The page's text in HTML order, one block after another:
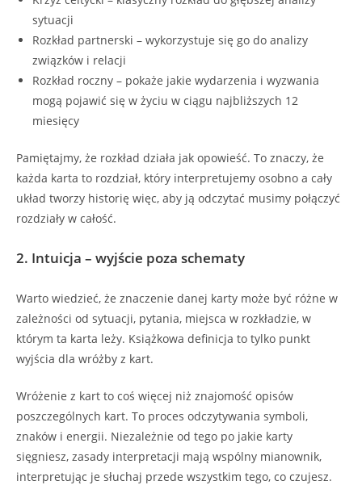
sytuacji
Rozkład partnerski – wykorzystuje się go do analizy
związków i relacji
Rozkład roczny – pokaże jakie wydarzenia i wyzwania
mogą pojawić się w życiu w ciągu najbliższych 12
miesięcy
Pamiętajmy, że rozkład działa jak opowieść. To znaczy, że
każda karta to rozdział, który interpretujemy osobno a cały
układ tworzy historię więc, aby ją odczytać musimy połączyć
rozdziały w całość.
2. Intuicja – wyjście poza schematy
Warto wiedzieć, że znaczenie danej karty może być różne w
zależności od sytuacji, pytania, miejsca w rozkładzie, w
którym ta karta leży. Książkowa definicja to tylko punkt
wyjścia dla wróżby z kart.
Wróżenie z kart to coś więcej niż znajomość opisów
poszczególnych kart. To proces odczytywania symboli,
znaków i energii. Niezależnie od tego po jakie karty
sięgniesz, zasady interpretacji mają wspólny mianownik,
interpretując je słuchaj przede wszystkim tego, co czujesz.